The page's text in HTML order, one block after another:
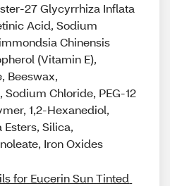
27 Glycyrrhiza Inflata
Acid, Sodium
Chinensis
(Vitamin E),
Beeswax,
Chloride, PEG-12
1,2-Hexanediol,
Silica,
Iron Oxides
for Eucerin Sun Tinted